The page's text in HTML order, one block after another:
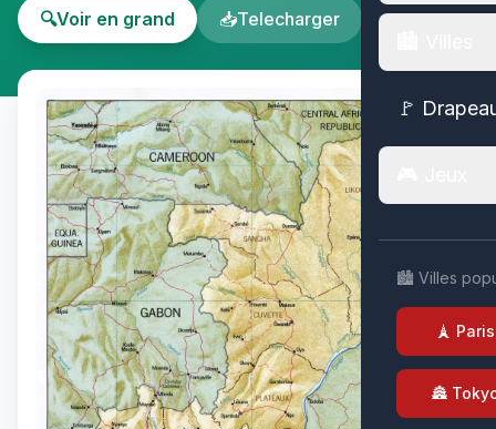
🚩
🏙️ Villes
🗼 Paris
🏯
🔍Voir en grand 📥Telecharger